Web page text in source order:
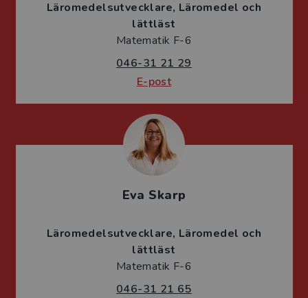
Läromedelsutvecklare Läromedel och
lättläst
Matematik F-6
046-31 21 29
E-post
Eva Skarp
Läromedelsutvecklare Läromedel och
lättläst
Matematik F-6
046-31 21 65